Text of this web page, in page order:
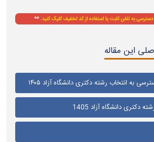
این مقاله
به انتخاب رشته دکتری دانشگاه آزاد ۱۴۰۵
دکتری دانشگاه آزاد 1405